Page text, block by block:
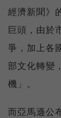
經濟新聞》
巨頭，由於
爭，加上各
部文化轉變
機」。
而亞馬遜公